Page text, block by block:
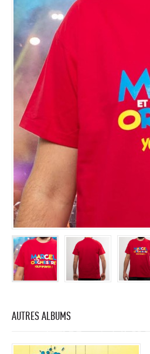
AUTRES ALBUMS